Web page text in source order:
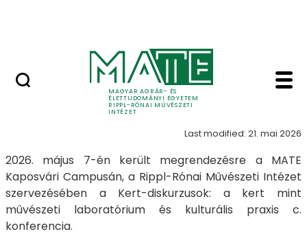
MAGYAR AGRÁR- ÉS
ÉLETTUDOMÁNYI EGYETEM
RIPPL-RÓNAI MŰVÉSZETI
INTÉZET
Kert diskurzusok
Kert
Last modified: 21. mai 2026
2026. május 7-én került megrendezésre a MATE
Kaposvári Campusán, a Rippl-Rónai Művészeti Intézet
szervezésében a Kert-diskurzusok: a kert mint
művészeti laboratórium és kulturális praxis c.
konferencia.